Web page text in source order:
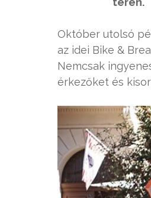
Október utolsó
az idei Bike &
Nemcsak
érkezőket és